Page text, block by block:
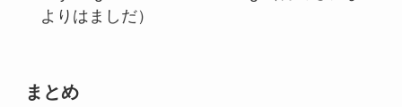
よりはましだ）
まとめ